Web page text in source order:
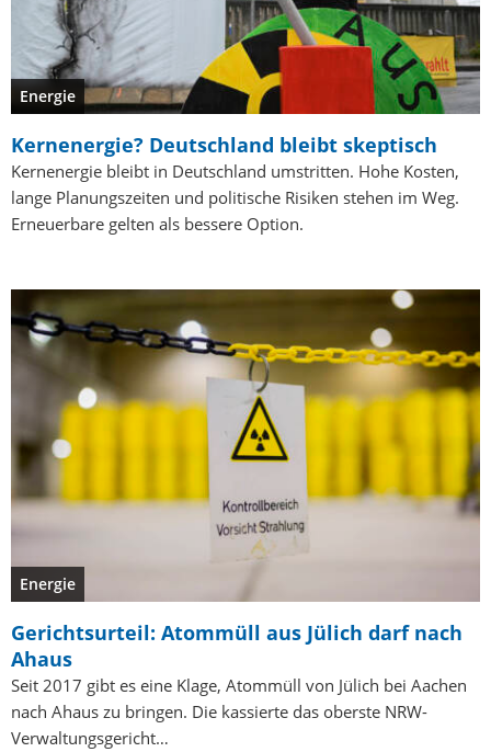
Energie
Kernenergie? Deutschland bleibt skeptisch
Kernenergie bleibt in Deutschland umstritten. Hohe Kosten,
lange Planungszeiten und politische Risiken stehen im Weg.
Erneuerbare gelten als bessere Option.
Energie
Gerichtsurteil: Atommüll aus Jülich darf nach
Ahaus
Seit 2017 gibt es eine Klage, Atommüll von Jülich bei Aachen
nach Ahaus zu bringen. Die kassierte das oberste NRW-
Verwaltungsgericht…